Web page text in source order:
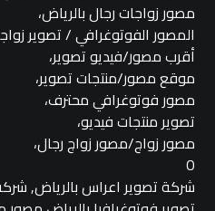
مصور زواجات رجال بالرياض،
المصور الفوتوغرافي / تصوير
أقرب مصور/فيديو تصوير،
موقع مصور/منتجات تصوير،
مصور فوتوغرافي محترف،
تصوير منتجات فيديو،
مصور زواج/مصور زواج رجال،
O
شركة تصوير اعراس بالرياض,